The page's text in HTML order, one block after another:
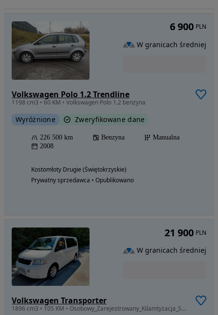
Volkswagen Polo 1.2 Trendline
1198 cm3 • 60 KM • Volkswagen Polo 1.2 benzyna
Wyróżnione Zweryfikowane dane
226 500 km Benzyna
Manualna
2008
Kostomłoty Drugie (Świętokrzyskie)
Prywatny sprzedawca • Opublikowano
6 900 PLN
W granicach średniej
Volkswagen Transporter
1896 cm3 • 105 KM • Osobowy_Zarejestrowany_Kilamtyzacja_Sprawna
21 900 PLN
W granicach średniej